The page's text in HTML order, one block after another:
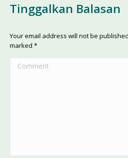
Tinggalkan Balasan
Your email address will not be
marked *
Comment